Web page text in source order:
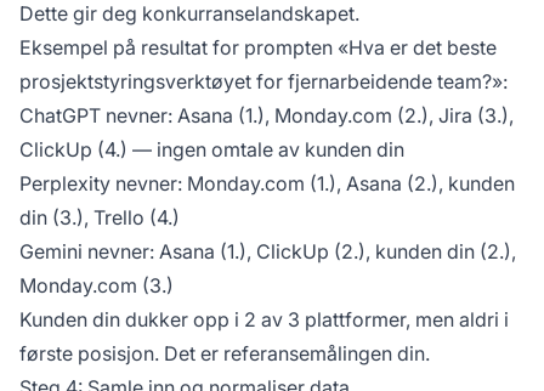
Dette gir deg konkurranselandskapet.
Eksempel på resultat for prompten «Hva er det beste
prosjektstyringsverktøyet for fjernarbeidende team?»:
ChatGPT nevner: Asana (1.), Monday.com (2.), Jira (3.),
ClickUp (4.) — ingen omtale av kunden din
Perplexity nevner: Monday.com (1.), Asana (2.), kunden
din (3.), Trello (4.)
Gemini nevner: Asana (1.), ClickUp (2.), kunden din (2.),
Monday.com (3.)
Kunden din dukker opp i 2 av 3 plattformer, men aldri i
første posisjon. Det er referansemålingen din.